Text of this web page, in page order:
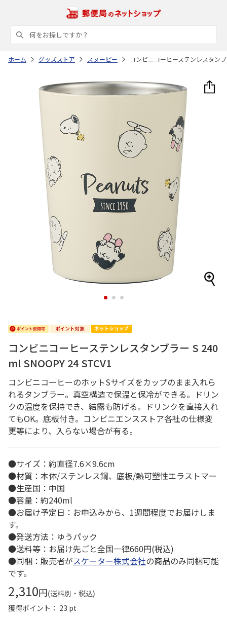
ホーム グッズストア スヌーピー コンビニコーヒーステンレスタン
1 2 3
コンビニコーヒーステンレスタンブラー S 240
ml SNOOPY 24 STCV1
コンビニコーヒーのホットSサイズをカップのまま入れら
れるタンブラー。真空構造で保温と保冷ができる。ドリン
クの温度を保持でき、結露も防げる。ドリンクを直接入れ
てもOK。底板付き。コンビニエンスストア各社の仕様変
更等により、入らない場合が有る。
●サイズ：約直径7.6×9.6cm
●材質：本体/ステンレス鋼、底板/熱可塑性エラストマー
●生産国：中国
●容量：約240ml
●お届け予定日：お申込みから、1週間程度でお届けしま
す。
●発送方法：ゆうパック
●送料等：お届け先ごと全国一律660円(税込)
●同梱：販売者がスケーター株式会社の商品のみ同梱可能
です。
2,310円(送料別・税込)
獲得ポイント： 23 pt